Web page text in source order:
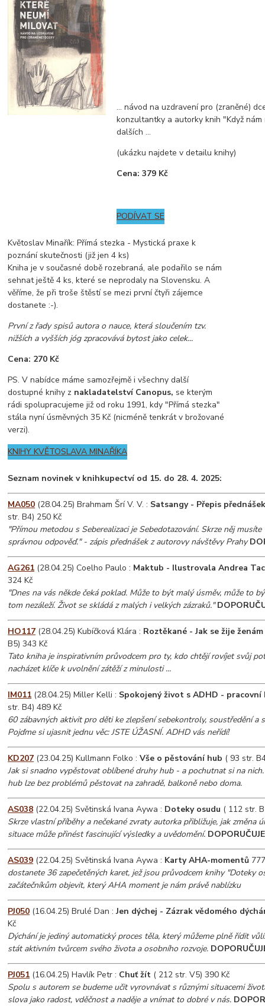
... návod na uzdravení pro (zraněné)
konzultantky a autorky knih "Když nám
dalších ...
(ukázku najdete v detailu knihy)
Cena: 379 Kč
PODÍVAT SE
Květoslav Minařík: Přímá stezka - Mystická praxe k
poznání skutečnosti (již jen 4 ks)
Kniha je v současné době rozebraná, ale podařilo se nám
sehnat ještě 4 ks, které se neprodaly na Slovensku. A
věříme, že při troše štěstí se mezi první čtyři zájemce
dostanete :-).
První z řady spisů autora o nauce, která sloučením tzv.
nižších a vyšších jóg zpracovává bytost jako celek...
Cena: 270 Kč
PS. V nabídce máme samozřejmě i všechny další
dostupné knihy z nakladatelství Canopus, se kterým
rádi spolupracujeme již od roku 1991, kdy "Přímá stezka"
stála nyní úsměvných 35 Kč (nicméně tenkrát v brožované
verzi).
KNIHY KVĚTOSLAVA MINAŘÍKA
Seznam novinek v knihkupectví od 15. do 28. 4. 2025:
MA050 (28.04.25) Brahmam Šrí V. V. : Satsangy - Přepis
str. B4) 250 Kč
"Přímou metodou s Seberealizaci je Sebedotazování. Skrze něj
správnou odpověď." - zápis přednášek z autorovy návštěvy Prahy
AG261 (28.04.25) Coelho Paulo : Maktub - Ilustrovala Andrea
324 Kč
"Dnes na vás někde čeká poklad. Může to být malý úsměv, může to
tom nezáleží. Život se skládá z malých i velkých zázraků."
HO117 (28.04.25) Kubíčková Klára : Roztěkané - Jak se žije
B5) 343 Kč
Tato kniha je inspirativním průvodcem pro ty, kdo chtějí rovíjet svůj
nacházet klíče k uvolnění zátěží z minulosti ...
IM011 (28.04.25) Miller Kelli : Spokojený život s ADHD -
str. B4) 489 Kč
60 zábavných aktivit pro děti ke zlepšení sebekontroly, soustředění a
Pojďme si ujasnit jednu věc: JSTE ÚŽASNÍ. ADHD vás neřídí!
KD207 (23.04.25) Kullmann Folko :Vše o pěstování hub ( 93 str.
Jak si snadno vypěstovat oblíbené druhy hub - a pochutnat si na
hub lze bez problémů pěstovat na zahradě, balkoně nebo doma.
AS038 (22.04.25) Světinská Ivana Aywa : Doteky osudu ( 112 str.
Skrze vlastní příběhy a nečekané zvraty autorka přibližuje, jak změna
situace může přinést fascinující výsledky a uvědomění.
AS039 (22.04.25) Světinská Ivana Aywa : Karty AHA-momentů
dostanete 36 zapečetěných karet, jež jsou průvodcem knihy "Doteky
začátečníkům objevit, který AHA moment je nám právě nablízku
PJ050 (16.04.25) Brulé Dan :Jen dýchej - Zázrak vědomého
Kč
Dýchání je jediný automatický proces těla, který můžeme plně řídit
stát aktivním tvůrcem svého života a osobního rozvoje.
PJ051 (16.04.25) Havlík Petr : Chuť žít ( 212 str. V5) 390 Kč
Spolu s autorem se budeme učit vyrovnávat s různými situacemi
slova jako radost, vděčnost a naděje a vnímat to dobré v nás.